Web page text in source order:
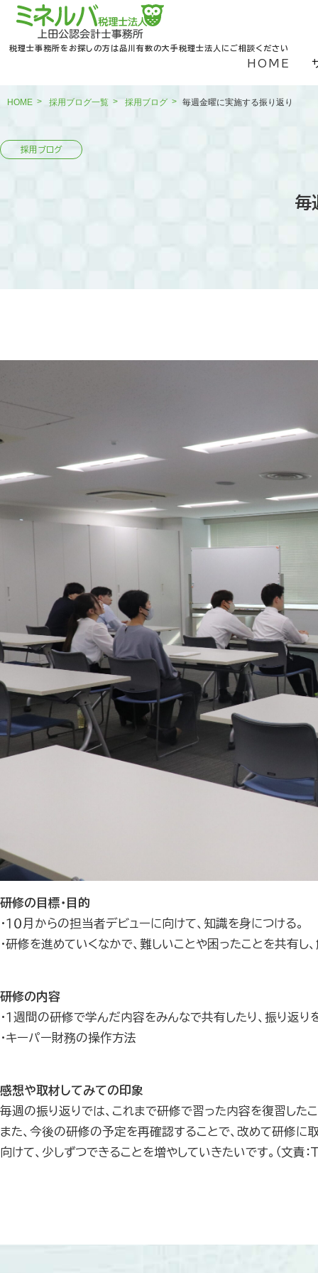
税理士事務所をお探しの方は品川有数の大手税理士法人にご相談ください
HOME
HOME 採用ブログ一覧 採用ブログ 毎週金曜に実施する振り返り
毎
研修の目標・目的
・１０月からの担当者デビューに向けて、知識を身につける。
・研修を進めていくなかで、難しいことや困ったことを共有し
研修の内容
・１週間の研修で学んだ内容をみんなで共有したり、振り返り
・キーパー財務の操作方法
感想や取材してみての印象
毎週の振り返りでは、これまで研修で習った内容を復習した
また、今後の研修の予定を再確認することで、改めて研修に
向けて、少しずつできることを増やしていきたいです。（文責：Ｔ